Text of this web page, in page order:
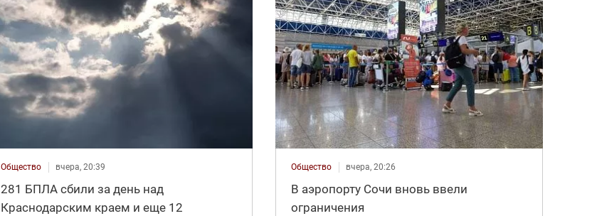
Общество вчера, 20:39
281 БПЛА сбили за день над
Краснодарским краем и еще 12
Общество вчера, 20:26
В аэропорту Сочи вновь ввели
ограничения